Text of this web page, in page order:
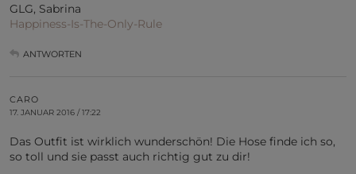
GLG, Sabrina
Happiness-Is-The-Only-Rule
ANTWORTEN
CARO
17. JANUAR 2016 / 17:22
Das Outfit ist wirklich wunderschön! Die Hose finde ich so,
so toll und sie passt auch richtig gut zu dir!